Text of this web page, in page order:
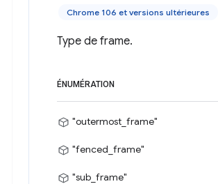
Chrome 106 et versions ultérieures
Type de frame.
ÉNUMÉRATION
"outermost_frame"
"fenced_frame"
"sub_frame"